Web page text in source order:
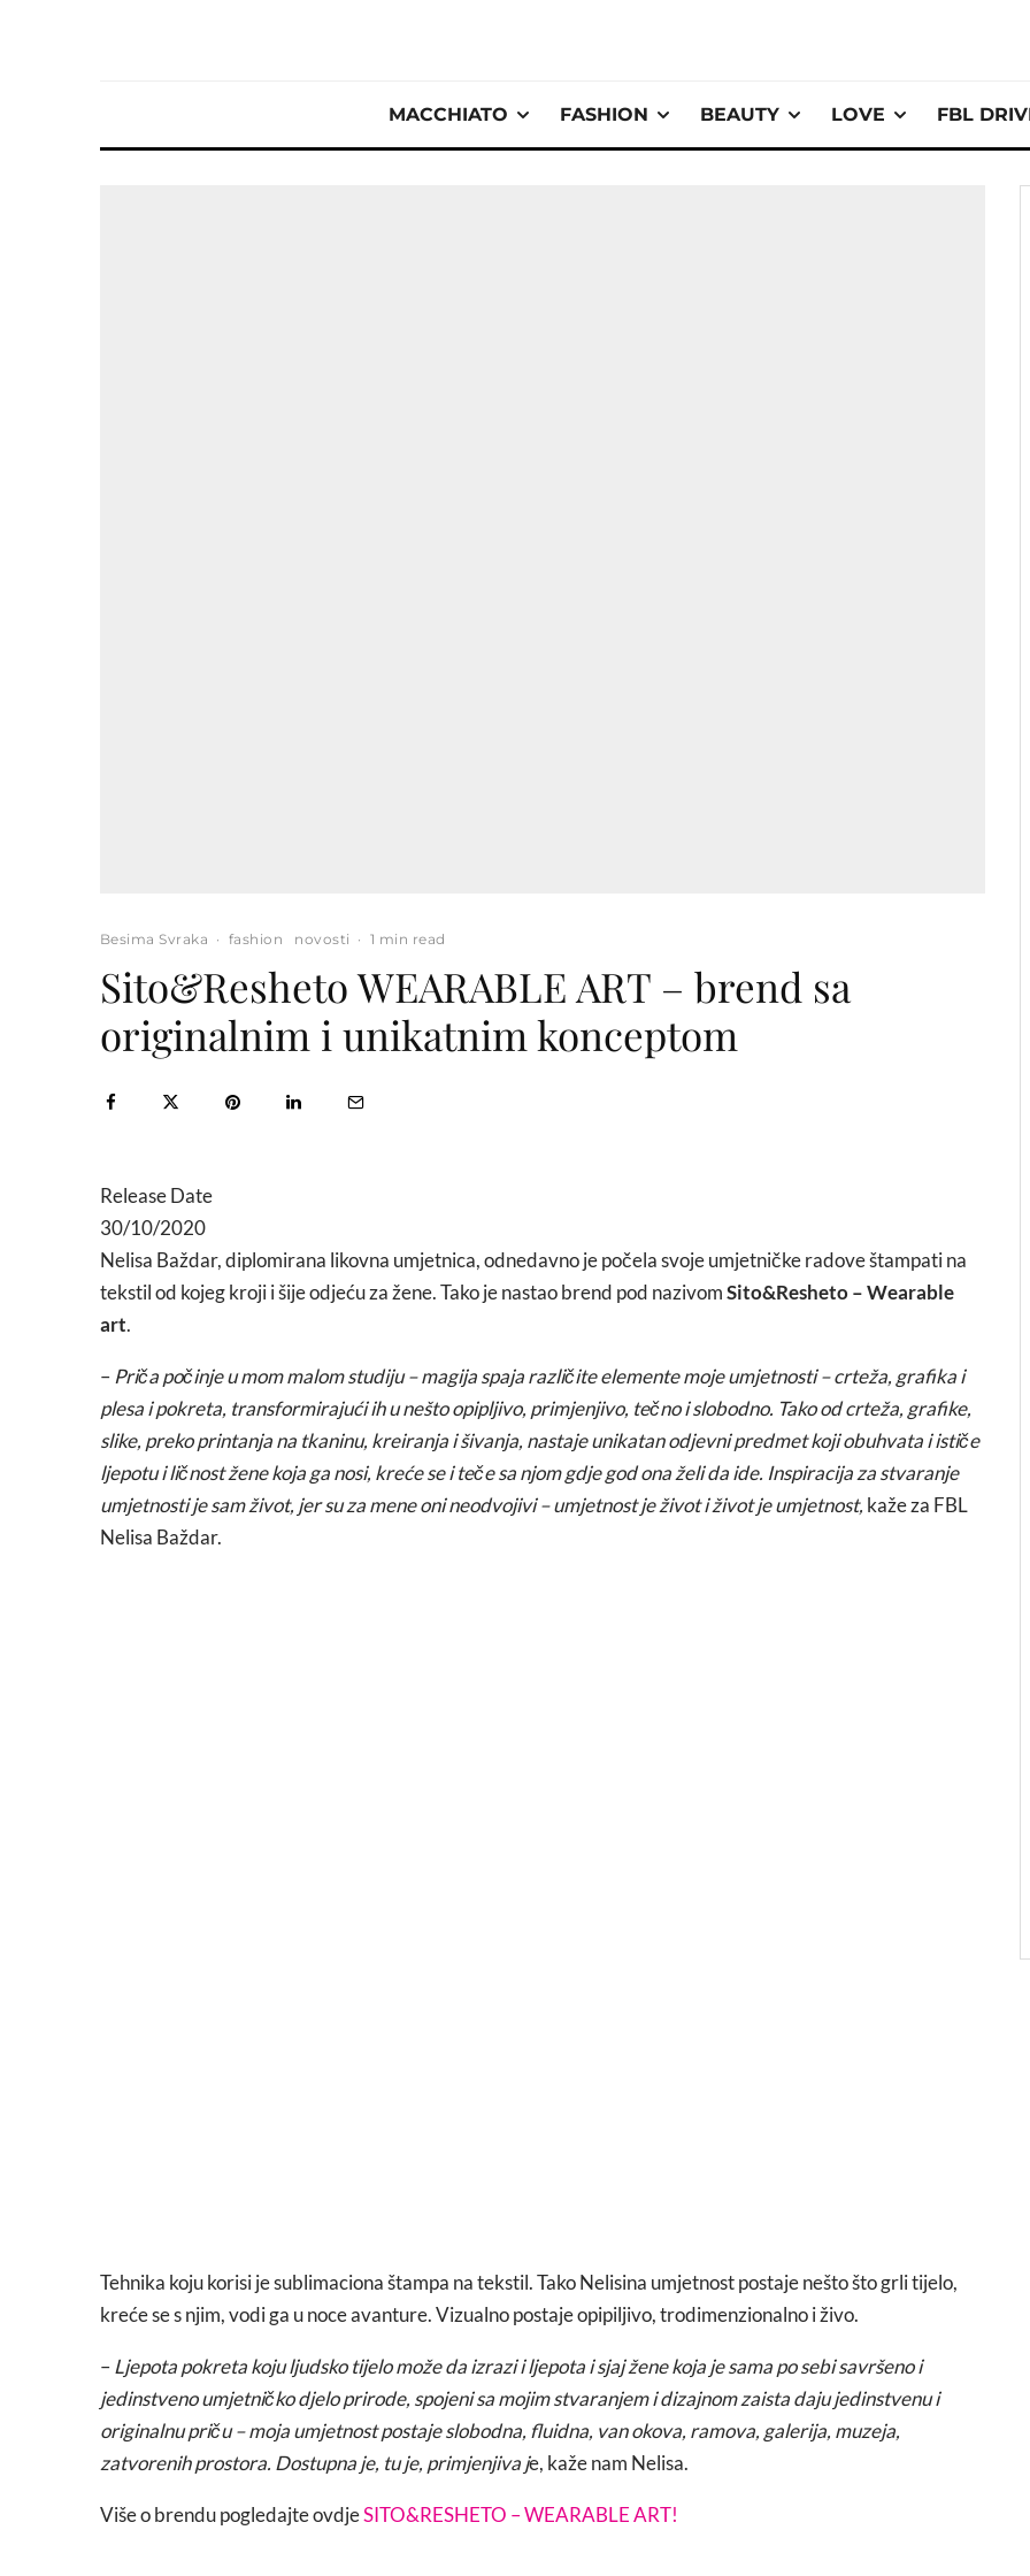
MACCHIATO FASHION BEAUTY LOVE FBL
Besima Svraka · fashion novosti · 1 min read
Sito&Resheto WEARABLE ART – brend sa
originalnim i unikatnim konceptom
Release Date
30/10/2020
Nelisa Baždar, diplomirana likovna umjetnica, odnedavno je počela svoje umjetničke radove štampati na
tekstil od kojeg kroji i šije odjeću za žene. Tako je nastao brend pod nazivomSito&Resheto – Wearable
art.
– Priča počinje u mom malom studiju – magija spaja različite elemente moje umjetnosti – crteža, grafika i
plesa i pokreta, transformirajući ih u nešto opipljivo, primjenjivo, tečno i slobodno. Tako od crteža, grafike,
slike, preko printanja na tkaninu, kreiranja i šivanja, nastaje unikatan odjevni predmet koji obuhvata i ističe
ljepotu i ličnost žene koja ga nosi, kreće se i teče sa njom gdje god ona želi da ide. Inspiracija za stvaranje
umjetnosti je sam život, jer su za mene oni neodvojivi – umjetnost je život i život je umjetnost, kaže za FBL
Nelisa Baždar.
Tehnika koju korisi je sublimaciona štampa na tekstil. Tako Nelisina umjetnost postaje neštošto grli tijelo,
kreće se s njim, vodi ga u noce avanture. Vizualno postaje opipiljivo, trodimenzionalno i živo.
–Ljepota pokreta koju ljudsko tijelo može da izrazi i ljepota i sjaj žene koja je sama po sebi savršeno i
jedinstveno umjetničko djelo prirode, spojeni sa mojim stvaranjem i dizajnom zaista daju jedinstvenu i
originalnu priču – moja umjetnost postaje slobodna, fluidna, van okova, ramova, galerija, muzeja,
zatvorenih prostora. Dostupna je, tu je, primjenjiva je, kaže nam Nelisa.
Više o brendu pogledajte ovdjeSITO&RESHETO – WEARABLE ART!